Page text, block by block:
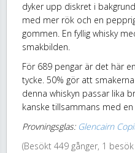
dyker upp diskret i
med mer rök och en
gommen. En fyllig whisky
smakbilden.
För 689 pengar är det här
tycke. 50% gör att
denna whiskyn passar lika
kanske tillsammans med
Provningsglas: Glencairn
(Besökt 449 gånger, 1 besök